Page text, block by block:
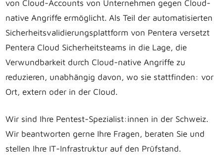
von Cloud-Accounts von Unternehmen gegen Cloud-
native Angriffe ermöglicht. Als Teil der automatisierten
Sicherheitsvalidierungsplattform von Pentera versetzt
Pentera Cloud Sicherheitsteams in die Lage, die
Verwundbarkeit durch Cloud-native Angriffe zu
reduzieren, unabhängig davon, wo sie stattfinden: vor
Ort, extern oder in der Cloud.
Wir sind Ihre Pentest-Spezialist:innen in der Schweiz.
Wir beantworten gerne Ihre Fragen, beraten Sie und
stellen Ihre IT-Infrastruktur auf den Prüfstand.